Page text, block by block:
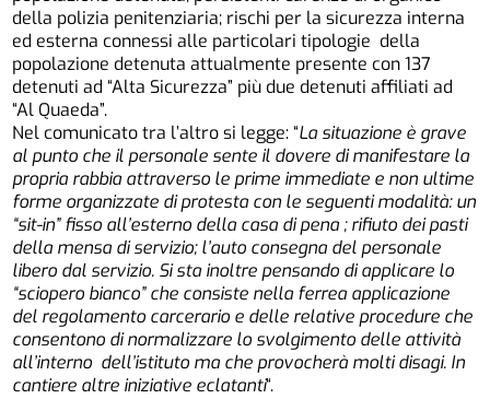
della polizia penitenziaria; rischi per la sicurezza interna
ed esterna connessi alle particolari tipologie della
popolazione detenuta attualmente presente con 137
detenuti ad “Alta Sicurezza” più due detenuti affiliati ad
“Al Quaeda”.
Nel comunicato tra l’altro si legge: “La situazione è grave
al punto che il personale sente il dovere di manifestare la
propria rabbia attraverso le prime immediate e non ultime
forme organizzate di protesta con le seguenti modalità: un
“sit-in” fisso all’esterno della casa di pena ; rifiuto dei pasti
della mensa di servizio; l’auto consegna del personale
libero dal servizio. Si sta inoltre pensando di applicare lo
“sciopero bianco” che consiste nella ferrea applicazione
del regolamento carcerario e delle relative procedure che
consentono di normalizzare lo svolgimento delle attività
all’interno dell’istituto ma che provocherà molti disagi. In
cantiere altre iniziative eclatanti“.